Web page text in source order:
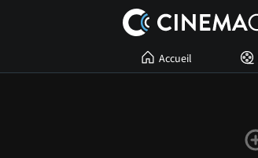
Accueil